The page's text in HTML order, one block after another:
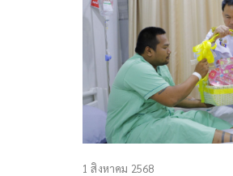
1 สิงหาคม 2568